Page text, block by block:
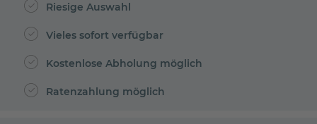
Riesige Auswahl
Vieles sofort verfügbar
Kostenlose Abholung möglich
Ratenzahlung möglich